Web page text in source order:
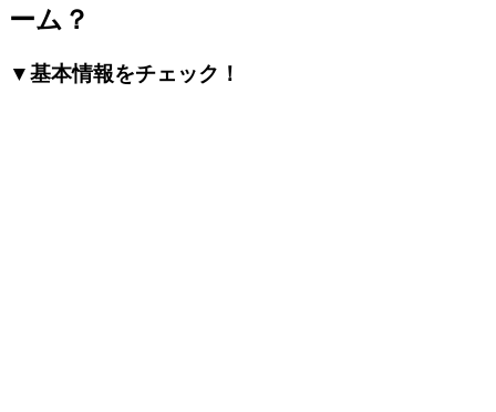
ーム？
▼基本情報をチェック！